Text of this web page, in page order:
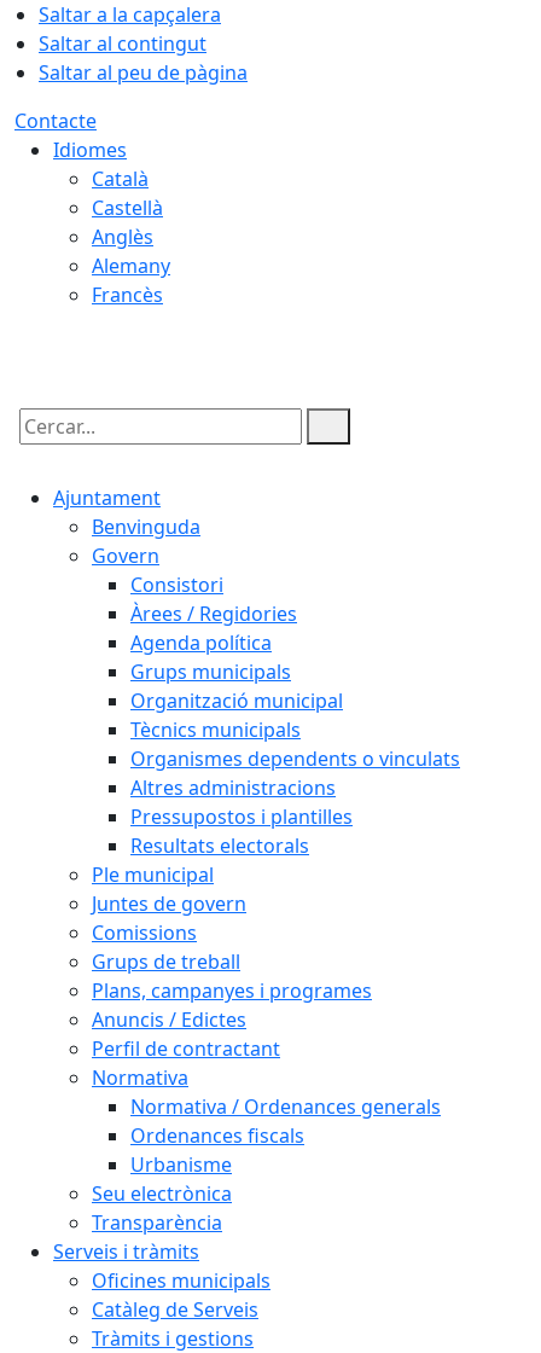
Saltar a la capçalera
Saltar al contingut
Saltar al peu de pàgina
Contacte
Idiomes
Català
Castellà
Anglès
Alemany
Francès
Cercar:
Ajuntament
Benvinguda
Govern
Consistori
Àrees / Regidories
Agenda política
Grups municipals
Organització municipal
Tècnics municipals
Organismes dependents o vinculats
Altres administracions
Pressupostos i plantilles
Resultats electorals
Ple municipal
Juntes de govern
Comissions
Grups de treball
Plans, campanyes i programes
Anuncis / Edictes
Perfil de contractant
Normativa
Normativa / Ordenances generals
Ordenances fiscals
Urbanisme
Seu electrònica
Transparència
Serveis i tràmits
Oficines municipals
Catàleg de Serveis
Tràmits i gestions